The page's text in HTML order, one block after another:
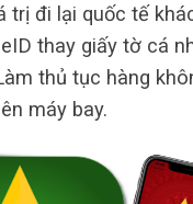
trị đi lại quốc tế
thay giấy tờ cá
thủ tục hàng
máy bay.